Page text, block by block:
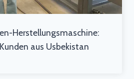
Herstellungsmaschine:
aus Usbekistan